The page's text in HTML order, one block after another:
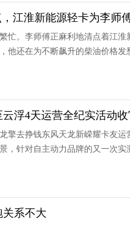
江淮新能源轻卡为李师
忙。李师傅正麻利地清点着江
他还在为不断飙升的柴油价格
浮4天运营全纪实活动收
擎去挣钱东风天龙新嵘耀卡友
，针对自主动力品牌的又一次
系不大